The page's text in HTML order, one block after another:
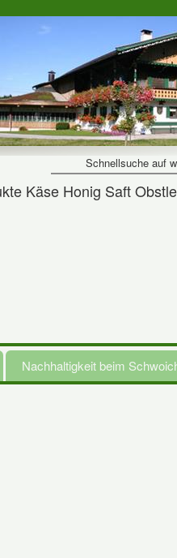
Schnellsuche auf
Käse Honig Saft
Nachhaltigkeit beim